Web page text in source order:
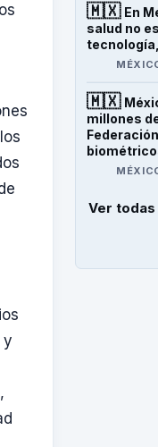
y
🇲🇽 En
salud no
🇲🇽
millones
Ver